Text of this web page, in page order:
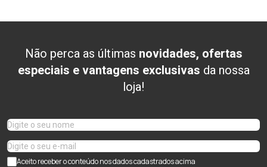
Não perca as últimas novidades, ofertas
especiais e vantagens exclusivas da nossa
loja!
Aceito receber o conteúdo nos dados cadastrados acima